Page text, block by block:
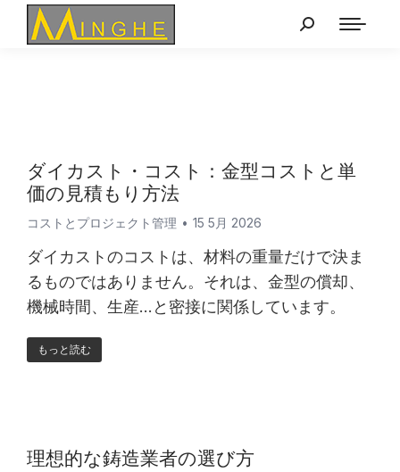
ダイカスト・コスト：金型コストと単
価の見積もり方法
コストとプロジェクト管理 15 5月 2026
ダイカストのコストは、材料の重量だけで決ま
るものではありません。それは、金型の償却、
機械時間、生産...と密接に関係しています。
もっと読む
理想的な鋳造業者の選び方